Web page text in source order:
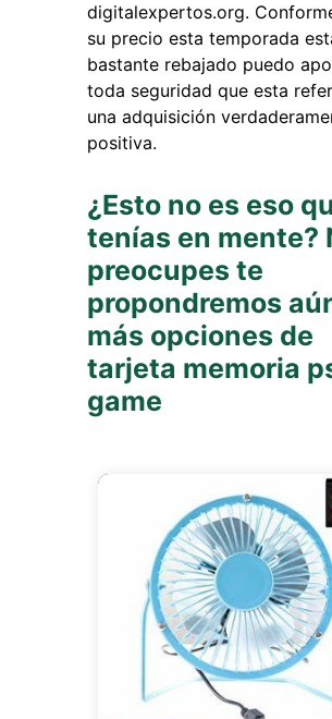
digitalexpertos.org.
su precio esta temporada
bastante rebajado puedo
toda seguridad que esta
una adquisición
positiva.
¿Esto no es eso
tenías en mente?
preocupes te
propondremos
más opciones de
tarjeta memoria
game